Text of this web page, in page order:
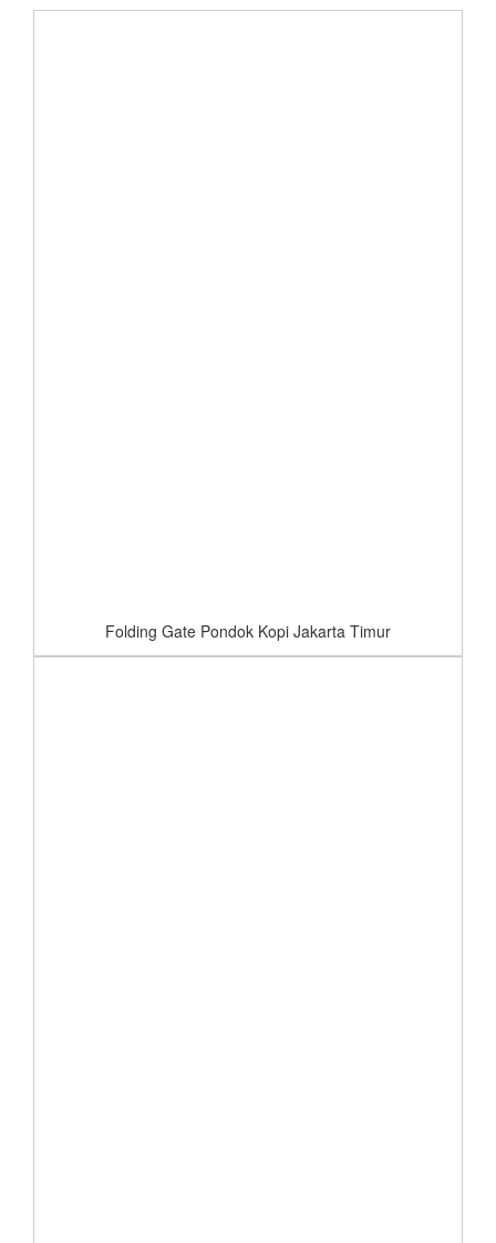
Folding Gate Pondok Kopi Jakarta Timur